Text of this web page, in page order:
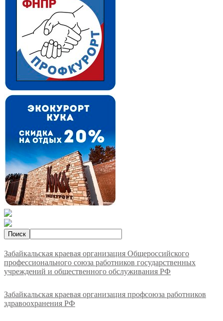
Забайкальская краевая организация Общероссийского
профессионального союза работников государственных
учреждений и общественного обслуживания РФ
Забайкальская краевая организация профсоюза работников
здравоохранения РФ